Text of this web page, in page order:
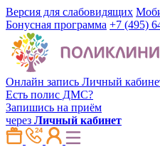
Версия для слабовидящих
Бонусная программа +7 (495)
Онлайн запись Личный
Есть полис ДМС?
Запишись на приём
через Личный кабинет